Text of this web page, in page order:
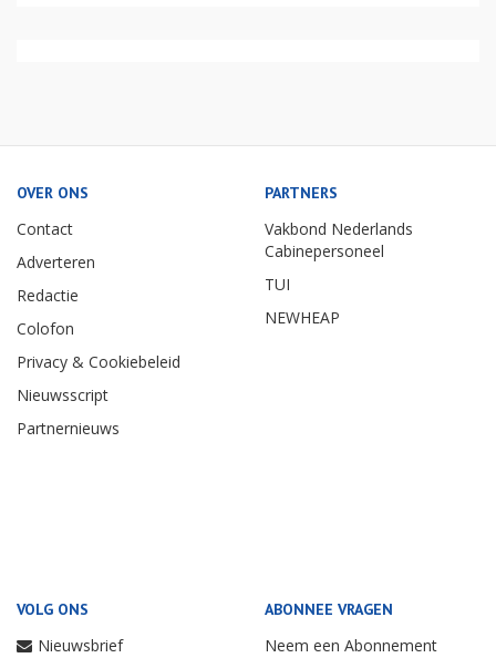
OVER ONS
Contact
Adverteren
Redactie
Colofon
Privacy & Cookiebeleid
Nieuwsscript
Partnernieuws
PARTNERS
Vakbond Nederlands
Cabinepersoneel
TUI
NEWHEAP
VOLG ONS
Nieuwsbrief
ABONNEE VRAGEN
Neem een Abonnement